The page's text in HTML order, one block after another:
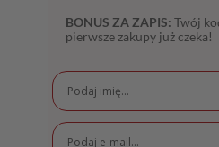
BONUS ZA ZAPIS: Twój
pierwsze zakupy już czeka!